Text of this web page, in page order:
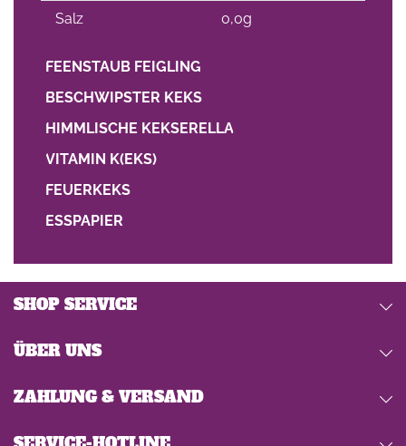
Salz 0,0g
FEENSTAUB FEIGLING
BESCHWIPSTER KEKS
HIMMLISCHE KEKSERELLA
VITAMIN K(EKS)
FEUERKEKS
ESSPAPIER
SHOP SERVICE
ÜBER UNS
ZAHLUNG & VERSAND